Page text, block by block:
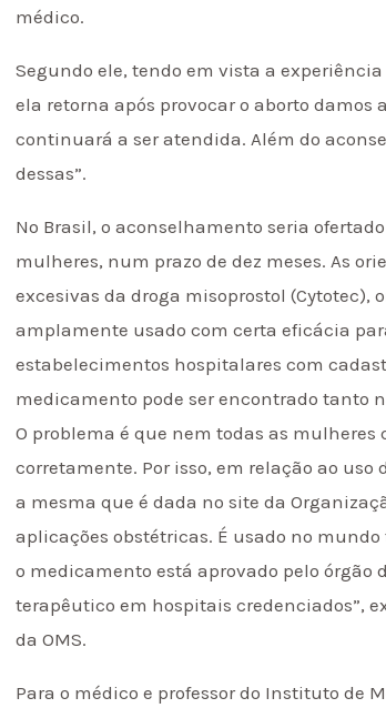
médico.
Segundo ele, tendo em vista a
ela retorna após provocar o aborto
continuará a ser atendida. Além do
dessas”.
No Brasil, o aconselhamento seria
mulheres, num prazo de dez meses. As
excesivas da droga misoprostol
amplamente usado com certa eficácia
estabelecimentos hospitalares com
medicamento pode ser encontrado tanto
O problema é que nem todas as
corretamente. Por isso, em relação ao
a mesma que é dada no site da
aplicações obstétricas. É usado no
o medicamento está aprovado pelo
terapêutico em hospitais credenciados”,
da OMS.
Para o médico e professor do Instituto de